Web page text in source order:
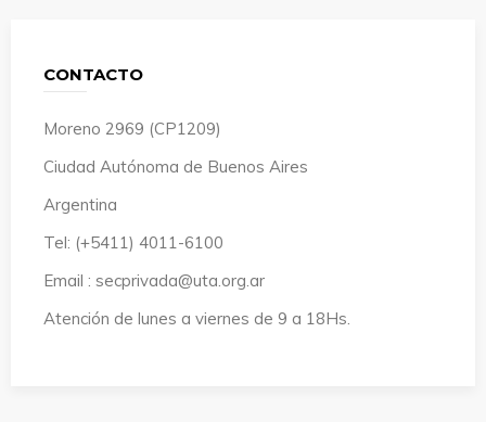
CONTACTO
Moreno 2969 (CP1209)
Ciudad Autónoma de Buenos Aires
Argentina
Tel: (+5411) 4011-6100
Email : secprivada@uta.org.ar
Atención de lunes a viernes de 9 a 18Hs.